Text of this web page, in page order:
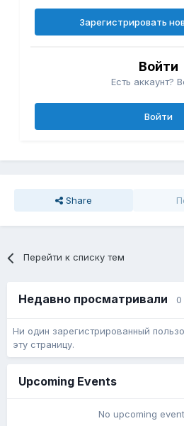
Зарегистрировать
Войти
Есть аккаунт?
Войти
Share
Перейти к списку тем
Недавно просматривали 0
Ни один зарегистрированный
эту страницу.
Upcoming Events
No upcoming